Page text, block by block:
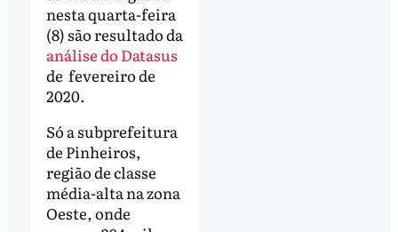
nesta quarta-feira
(8) são resultado da
análise do Datasus
de fevereiro de
2020.
Só a subprefeitura
de Pinheiros,
região de classe
média-alta na zona
Oeste, onde